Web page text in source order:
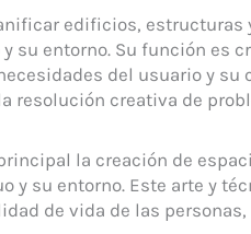
edificios, estructuras
su entorno. Su función es
del usuario y su
resolución creativa de
la creación de
su entorno. Este arte y
de vida de las